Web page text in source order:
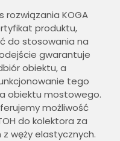
rozwiązania KOGA
produktu,
do stosowania na
gwarantuje
obiektu, a
tego
obiektu mostowego.
możliwość
do kolektora za
węży elastycznych.